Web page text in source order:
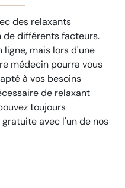
des relaxants
de différents facteurs.
mais lors d'une
médecin pourra vous
à vos besoins
de relaxant
toujours
avec l'un de nos